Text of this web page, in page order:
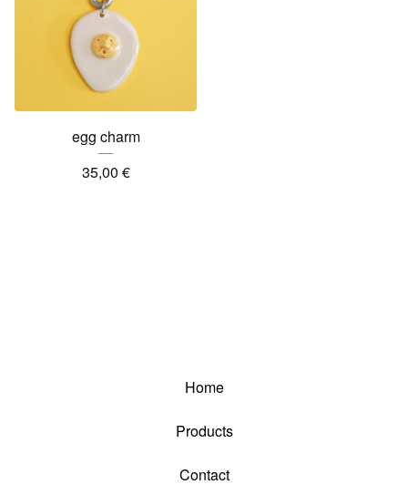
egg charm
35,00 €
Home
Products
Contact